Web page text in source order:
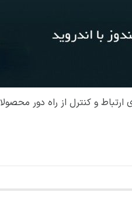
و کنترل از راه دور